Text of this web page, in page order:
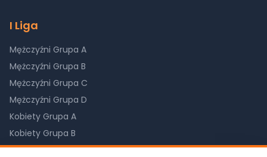
I Liga
Mężczyźni Grupa A
Mężczyźni Grupa B
Mężczyźni Grupa C
Mężczyźni Grupa D
Kobiety Grupa A
Kobiety Grupa B
Kobiety Grupa C